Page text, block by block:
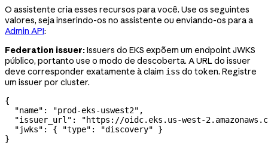
O assistente cria esses recursos para você. Use os seguintes
valores, seja inserindo-os no assistente ou enviando-os para a
Admin API:
Federation issuer:Issuers do EKS expõem um endpoint JWKS
público, portanto use o modo de descoberta. A URL do issuer
deve corresponder exatamente à claim iss do token. Registre
um issuer por cluster.
{
  "name"
: "prod-eks-uswest2" ,
  "issuer_url"
:
"https://oidc.eks.us-west-
  "jwks"
: { "type" : "discovery" }
}